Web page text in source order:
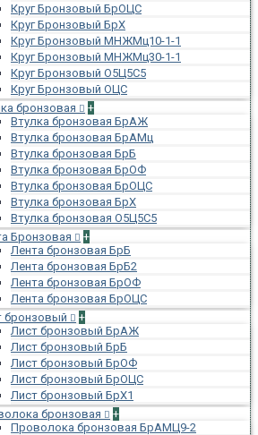
Круг Бронзовый БрОЦС
Круг Бронзовый БрХ
Круг Бронзовый МНЖМц10-1-1
Круг Бронзовый МНЖМц30-1-1
Круг Бронзовый О5Ц5С5
Круг Бронзовый ОЦС
бронзовая
+
Втулка бронзовая БрАЖ
Втулка бронзовая БрАМц
Втулка бронзовая БрБ
Втулка бронзовая БрОФ
Втулка бронзовая БрОЦС
Втулка бронзовая БрХ
Втулка бронзовая О5Ц5С5
Бронзовая
+
Лента бронзовая БрБ
Лента бронзовая БрБ2
Лента бронзовая БрОФ
Лента бронзовая БрОЦС
бронзовый
+
Лист бронзовый БрАЖ
Лист бронзовый БрБ
Лист бронзовый БрОФ
Лист бронзовый БрОЦС
Лист бронзовый БрХ1
бронзовая
+
Проволока бронзовая БрАМЦ9-2